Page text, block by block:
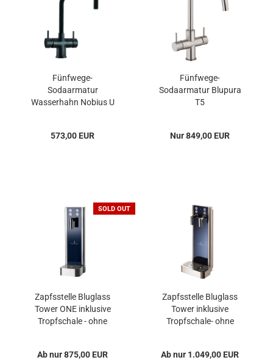
Fünfwege-
Sodaarmatur
Wasserhahn Nobius U
573,00 EUR
Fünfwege-
Sodaarmatur Blupura
T5
Nur 849,00 EUR
SOLD OUT
Zapfsstelle Bluglass
Tower ONE inklusive
Tropfschale - ohne
Ab nur 875,00 EUR
Zapfsstelle Bluglass
Tower inklusive
Tropfschale- ohne
Ab nur 1.049,00 EUR